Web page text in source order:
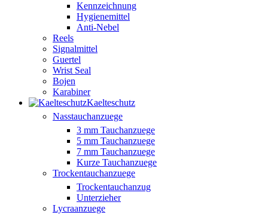
Kennzeichnung
Hygienemittel
Anti-Nebel
Reels
Signalmittel
Guertel
Wrist Seal
Bojen
Karabiner
Kaelteschutz
Nasstauchanzuege
3 mm Tauchanzuege
5 mm Tauchanzuege
7 mm Tauchanzuege
Kurze Tauchanzuege
Trockentauchanzuege
Trockentauchanzug
Unterzieher
Lycraanzuege